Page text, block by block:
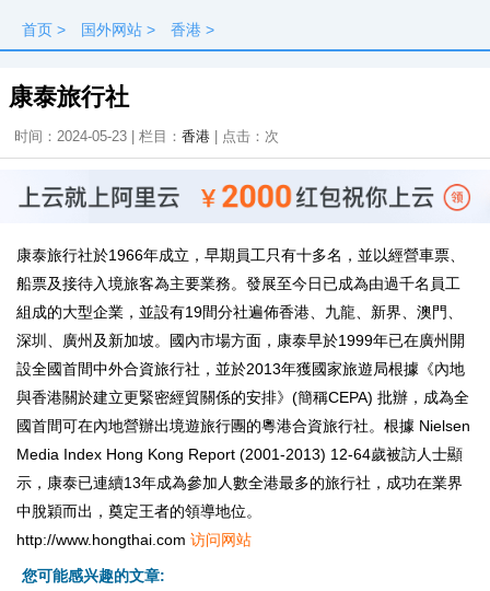
首页 > 国外网站 > 香港 >
康泰旅行社
时间：2024-05-23 | 栏目： 香港 | 点击： 次
康泰旅行社於1966年成立，早期員工只有十多名，並以經營車票、
船票及接待入境旅客為主要業務。發展至今日已成為由過千名員工
組成的大型企業，並設有19間分社遍佈香港、九龍、新界、澳門、
深圳、廣州及新加坡。國內市場方面，康泰早於1999年已在廣州開
設全國首間中外合資旅行社，並於2013年獲國家旅遊局根據《內地
與香港關於建立更緊密經貿關係的安排》(簡稱CEPA) 批辦，成為全
國首間可在內地營辦出境遊旅行團的粵港合資旅行社。根據 Nielsen
Media Index Hong Kong Report (2001-2013) 12-64歲被訪人士顯
示，康泰已連續13年成為參加人數全港最多的旅行社，成功在業界
中脫穎而出，奠定王者的領導地位。
http://www.hongthai.com 访问网站
您可能感兴趣的文章: